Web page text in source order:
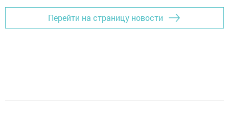
Перейти на страницу новости